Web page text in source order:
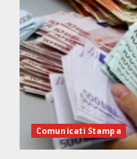
Comunicati Stampa